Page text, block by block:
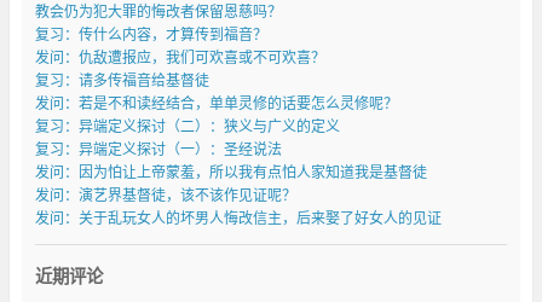
教会仍为犯大罪的悔改者保留恩慈吗？
复习：传什么内容，才算传到福音？
发问：仇敌遭报应，我们可欢喜或不可欢喜？
复习：请多传福音给基督徒
发问：若是不和读经结合，单单灵修的话要怎么灵修呢？
复习：异端定义探讨（二）：狭义与广义的定义
复习：异端定义探讨（一）：圣经说法
发问：因为怕让上帝蒙羞，所以我有点怕人家知道我是基督徒
发问：演艺界基督徒，该不该作见证呢？
发问：关于乱玩女人的坏男人悔改信主，后来娶了好女人的见证
近期评论